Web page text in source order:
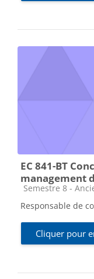
EC 841-BT
management
Catégorie de
Semestre 8 -
Responsable de
Cliquer pour